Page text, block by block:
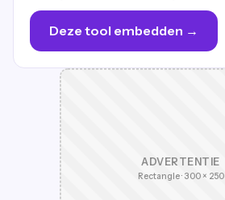
Deze tool embedden →
ADVERTENTIE
Rectangle · 300 × 250